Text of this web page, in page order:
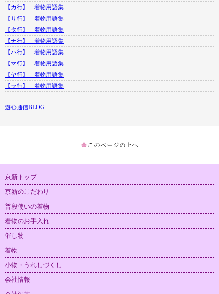
【カ行】 着物用語集
【サ行】 着物用語集
【タ行】 着物用語集
【ナ行】 着物用語集
【ハ行】 着物用語集
【マ行】 着物用語集
【ヤ行】 着物用語集
【ラ行】 着物用語集
遊心通信BLOG
京新トップ
京新のこだわり
普段使いの着物
着物のお手入れ
催し物
着物
小物・うれしづくし
会社情報